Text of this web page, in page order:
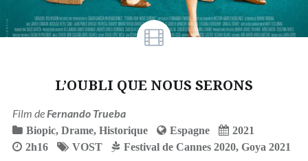
L’OUBLI QUE NOUS SERONS
Film deFernando Trueba
Biopic, Drame, Historique Espagne
2021
2h16
VOST Festival de Cannes 2020, Goya 2021